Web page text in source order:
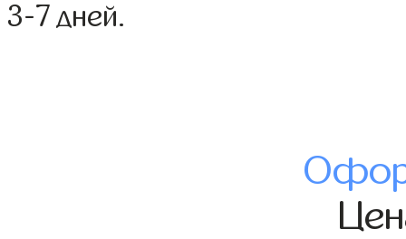
3-7 дней.